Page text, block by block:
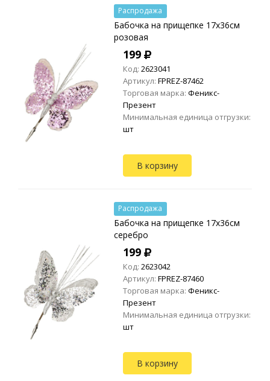
Распродажа
Бабочка на прищепке 17х36см
розовая
199
Код: 2623041
Артикул: FPREZ-87462
Торговая марка: Феникс-
Презент
Минимальная единица отгрузки:
шт
В корзину
Распродажа
Бабочка на прищепке 17х36см
серебро
199
Код: 2623042
Артикул: FPREZ-87460
Торговая марка: Феникс-
Презент
Минимальная единица отгрузки:
шт
В корзину